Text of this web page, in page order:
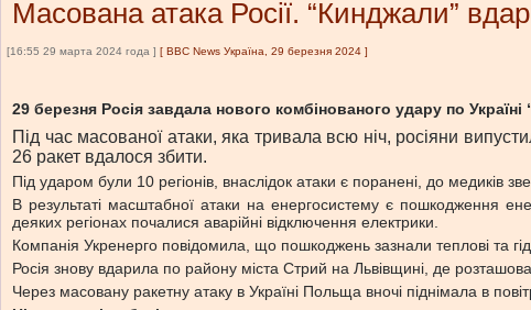
Масована атака Росії. “Кинджали”
[16:55 29 марта 2024 года ] [ BBC News Україна, 29 березня 2024 ]
29 березня Росія завдала нового комбінованого удару по
Під час масованої атаки, яка тривала всю ніч, росіяни
26 ракет вдалося збити.
Під ударом були 10 регіонів, внаслідок атаки є поранені, до
В результаті масштабної атаки на енергосистему є пошкодження
деяких регіонах почалися аварійні відключення електрики.
Компанія Укренерго повідомила, що пошкоджень зазнали теплові та
Росія знову вдарила по району міста Стрий на Львівщині, де
Через масовану ракетну атаку в Україні Польща вночі піднімала в